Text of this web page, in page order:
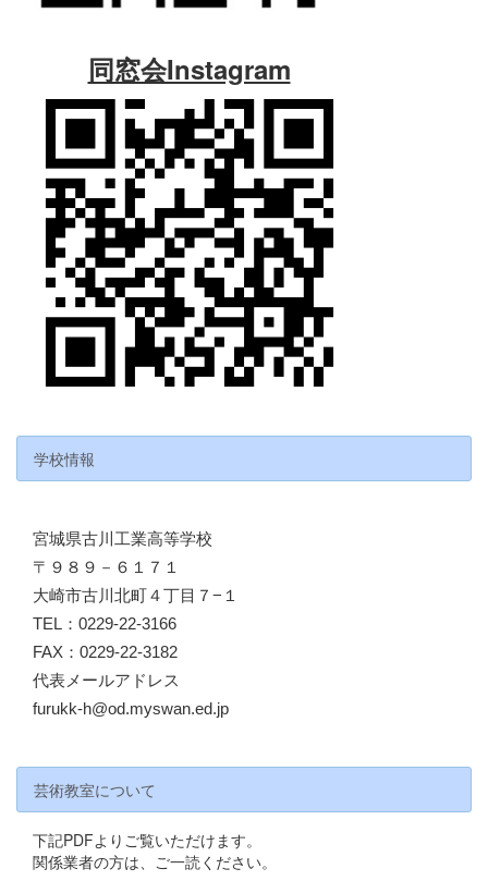
同窓会Instagram
学校情報
宮城県古川工業高等学校
〒９８９－６１７１
大崎市古川北町４丁目７−１
TEL：0229-22-3166
FAX：0229-22-3182
代表メールアドレス
furukk-h@od.myswan.ed.jp
芸術教室について
下記PDFよりご覧いただけます。
関係業者の方は、ご一読ください。